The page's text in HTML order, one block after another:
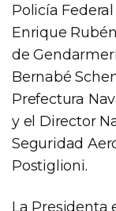
Policía
Enrique
de
Bernabé
Prefectura
y el Director
Seguridad
Postiglioni.
La Presidenta